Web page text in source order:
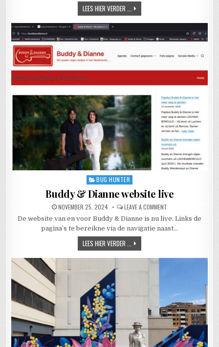
LEES HIER VERDER ... HARZ / MECKLENBURGISCHE
Posted in
BUG HUNTER
Buddy & Dianne website live
PUBLISHED DATE:
NOVEMBER 25, 2024 LEAVE A COMMENT
De website van en voor Buddy & Dianne is nu live. Links de
pagina’s te bereikne via de navigatie naast…
LEES HIER VERDER ... BUDDY & DIANNE WEBSITE LIVE